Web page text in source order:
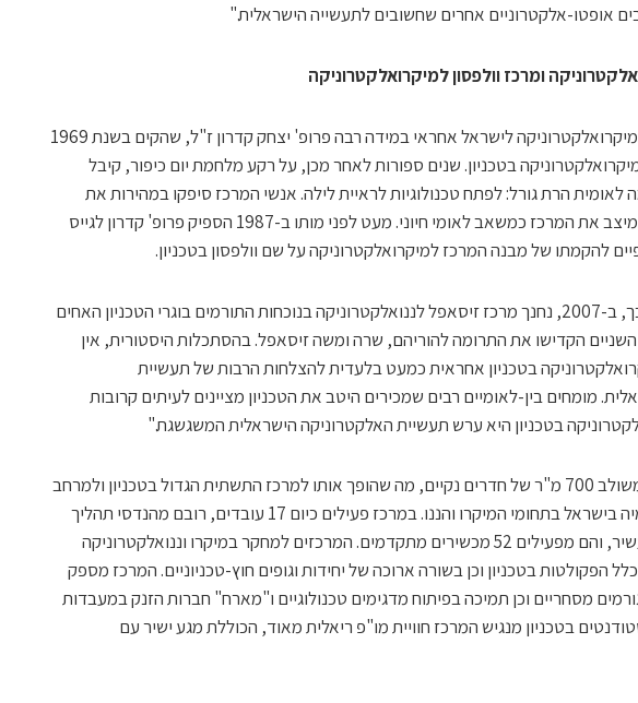
אופטו-אלקטרוניים אחרים שחשובים לתעשייה הישראלית."
ומרכז וולפסון למיקרואלקטרוניקה
להבאתו של תחום המיקרואלקטרוניקה לישראל אחראי במידה רבה פרופ' יצחק קדרון ז"ל, שהקים בשנת 1969
בטכניון. שנים ספורות לאחר מכן, על רקע מלחמת יום כיפור, קיבל
הרת גורל: לפתח טכנולוגיות לראיית לילה. אנשי המרכז סיפקו במהירות את
הטכנולוגיה, הישג שמיצב את המרכז כמשאב לאומי חיוני. מעט לפני מותו ב-1987 הספיק פרופ' קדרון לגייס
להקמתו של מבנה המרכז למיקרואלקטרוניקה על שם וולפסון בטכניון.
שלושים שנים אחר כך, ב-2007, נחנך מרכז זיסאפל לננואלקטרוניקה בנוכחות התורמים בוגרי הטכניון האחים
השניים הקדישו את התרומה להוריהם, שרה ומשה זיסאפל. בהסתכלות היסטורית, אין
בטכניון אחראית כמעט בלעדית להצלחות הרבות של תעשיית
מומחים בין-לאומיים רבים שמכירים היטב את הטכניון מציינים לעיתים קרובות
בטכניון היא ערש תעשיית האלקטרוניקה הישראלית המשגשגת."
כיום מכיל המרכז המשולב 700 מ"ר של חדרים נקיים, מה שהופך אותו למרכז התשתית הגדול בטכניון ולמרחב
הגדול מסוגו באקדמיה בישראל בתחומי המיקרו והננו. במרכז פעילים כיום 17 עובדים, רובם מהנדסי תהליך
עם ניסיון תעשייתי עשיר, והם מפעילים 52 מכשירים מתקדמים. המרכזים למחקר במיקרו וננואלקטרוניקה
הפקולטות בטכניון וכן בשורה ארוכה של יחידות וגופים חוץ-טכניוניים. המרכז מספק
מסחריים וכן תמיכה בפיתוח מדגימים טכנולוגיים ו"מארח" חברות הזנק במעבדות
בטכניון מנגיש המרכז חוויית מו"פ ריאלית מאוד, הכוללת מגע ישיר עם